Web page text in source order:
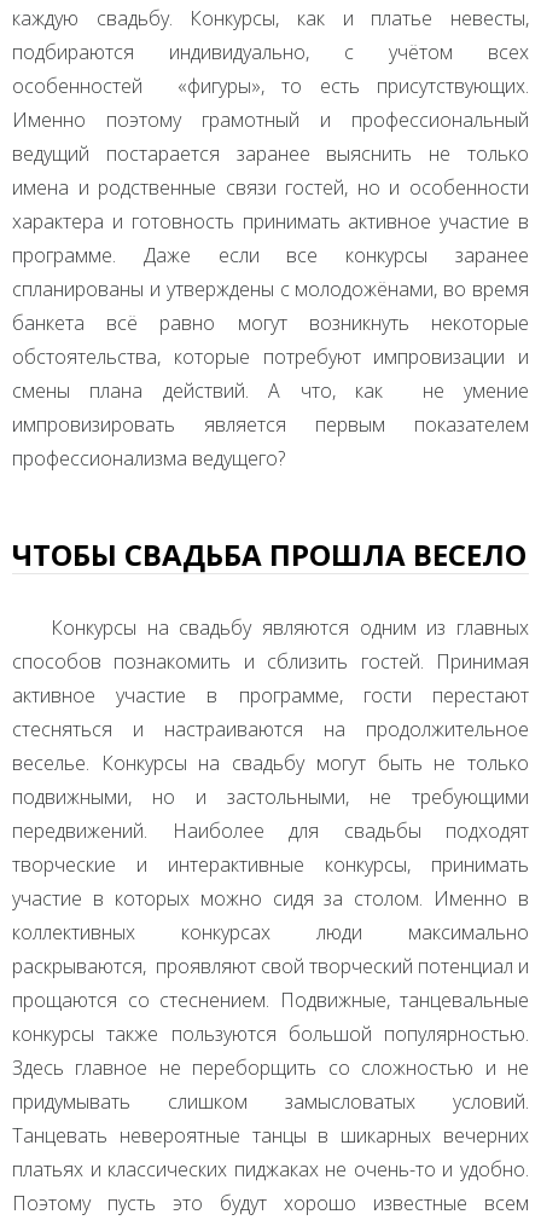
каждую свадьбу. Конкурсы, как и платье невесты,
подбираются индивидуально, с учётом всех
особенностей «фигуры», то есть присутствующих.
Именно поэтому грамотный и профессиональный
ведущий постарается заранее выяснить не только
имена и родственные связи гостей, но и особенности
характера и готовность принимать активное участие в
программе. Даже если все конкурсы заранее
спланированы и утверждены с молодожёнами, во время
банкета всё равно могут возникнуть некоторые
обстоятельства, которые потребуют импровизации и
смены плана действий. А что, как не умение
импровизировать является первым показателем
профессионализма ведущего?
ЧТОБЫ СВАДЬБА ПРОШЛА ВЕСЕЛО
Конкурсы на свадьбу являются одним из главных
способов познакомить и сблизить гостей. Принимая
активное участие в программе, гости перестают
стесняться и настраиваются на продолжительное
веселье. Конкурсы на свадьбу могут быть не только
подвижными, но и застольными, не требующими
передвижений. Наиболее для свадьбы подходят
творческие и интерактивные конкурсы, принимать
участие в которых можно сидя за столом. Именно в
коллективных конкурсах люди максимально
раскрываются, проявляют свой творческий потенциал и
прощаются со стеснением. Подвижные, танцевальные
конкурсы также пользуются большой популярностью.
Здесь главное не переборщить со сложностью и не
придумывать слишком замысловатых условий.
Танцевать невероятные танцы в шикарных вечерних
платьях и классических пиджаках не очень-то и удобно.
Поэтому пусть это будут хорошо известные всем